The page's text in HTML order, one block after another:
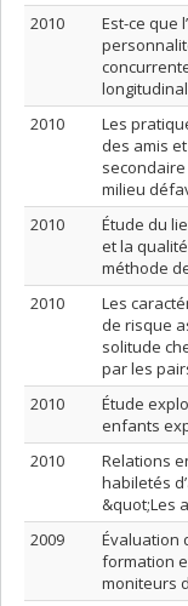
2010
Est-ce que
2010
Les
des amis
milieu
2010
Étude du
et la
méthode
2010
Les
de risque
solitude
par les
2010
Étude
enfants
2010
Relations
habiletés
&quot;Les
2009
Évaluation
formation
moniteurs